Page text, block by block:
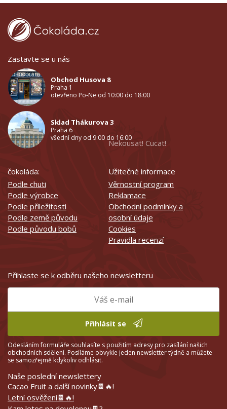
Zastavte se u nás
Obchod Husova 8
Praha 1
otevřeno Po-Ne od 10:00 do 18:00
Sklad Thákurova 3
Praha 6
všední dny od 9:00 do 16:00
čokoláda:
Podle chuti
Podle výrobce
Podle příležitosti
Podle země původu
Podle původu bobů
Nekousat! Cucat!
Užitečné informace
Věrnostní program
Reklamace
Obchodní podmínky a
osobní údaje
Cookies
Pravidla recenzí
Přihlaste se k odběru našeho newsletteru
Přihlásit se
Odesláním formuláře souhlasíte s použitím adresy pro zasílání našich
obchodních sdělení. Posíláme obvykle jeden newsletter týdně a můžete
se samozřejmě kdykoliv odhlásit.
Naše poslední newslettery
Cacao Fruit a další novinky🍫🔥!
Letní osvěžení🍫🔥!